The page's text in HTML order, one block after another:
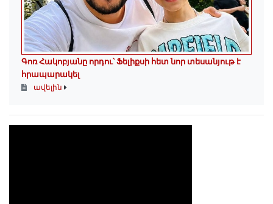
Գոռ Հակոբյանը որդու՝ Ֆելիքսի հետ նոր տեսանյութ է
հրապարակել
ավելին